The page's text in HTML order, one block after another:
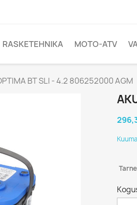
RASKETEHNIKA MOTO-ATV
BT SLI - 4.2 806252000 AGM